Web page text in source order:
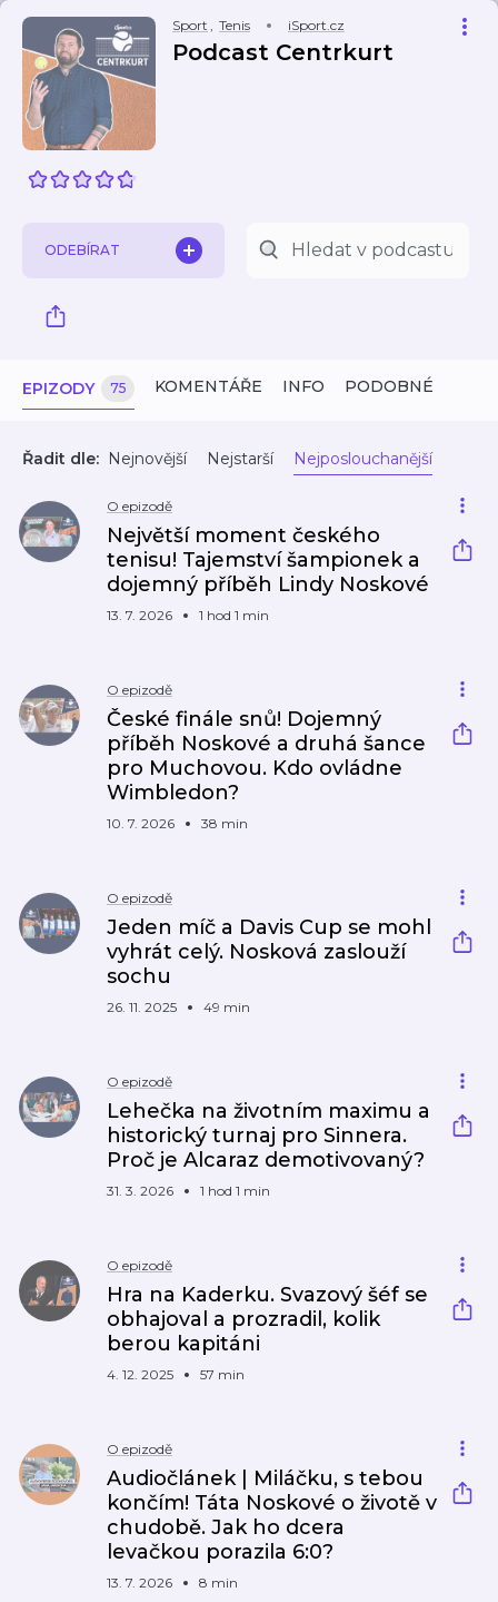
Sport , Tenis iSport.cz
Podcast Centrkurt
ODEBÍRAT
EPIZODY 75 KOMENTÁŘE INFO PODOBNÉ
Řadit dle: Nejnovější Nejstarší Nejposlouchanější
O epizodě
Největší moment českého
tenisu! Tajemství šampionek a
dojemný příběh Lindy Noskové
13. 7. 2026 1 hod 1 min
O epizodě
České finále snů! Dojemný
příběh Noskové a druhá šance
pro Muchovou. Kdo ovládne
Wimbledon?
10. 7. 2026 38 min
O epizodě
Jeden míč a Davis Cup se mohl
vyhrát celý. Nosková zaslouží
sochu
26. 11. 2025 49 min
O epizodě
Lehečka na životním maximu a
historický turnaj pro Sinnera.
Proč je Alcaraz demotivovaný?
31. 3. 2026 1 hod 1 min
O epizodě
Hra na Kaderku. Svazový šéf se
obhajoval a prozradil, kolik
berou kapitáni
4. 12. 2025 57 min
O epizodě
Audiočlánek | Miláčku, s tebou
končím! Táta Noskové o životě v
chudobě. Jak ho dcera
levačkou porazila 6:0?
13. 7. 2026 8 min